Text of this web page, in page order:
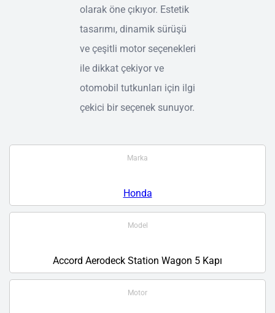
olarak öne çıkıyor. Estetik
tasarımı, dinamik sürüşü
ve çeşitli motor seçenekleri
ile dikkat çekiyor ve
otomobil tutkunları için ilgi
çekici bir seçenek sunuyor.
Marka
Honda
Model
Accord Aerodeck Station Wagon 5 Kapı
Motor